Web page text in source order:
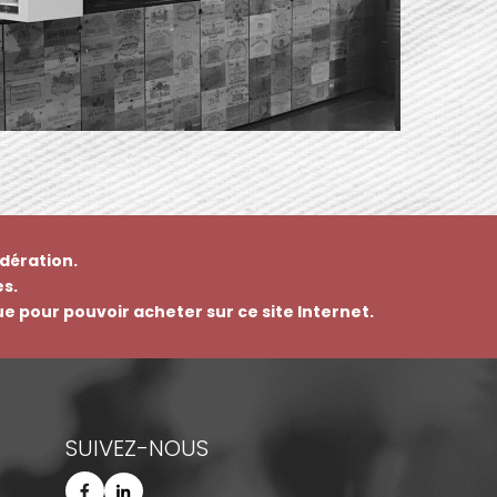
pour pouvoir acheter sur ce site Internet.
SUIVEZ-NOUS